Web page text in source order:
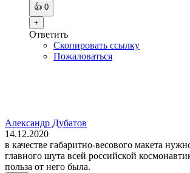
👍 0
+
Ответить
Скопировать ссылку
Пожаловаться
Александр Дубатов
14.12.2020
в качестве габаритно-весового макета
главного шута всей российской
польза от него была.